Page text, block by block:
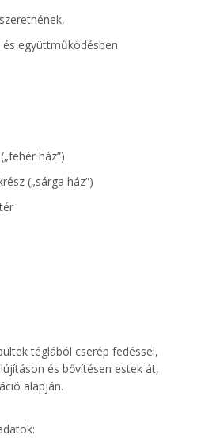
együttműködésben
ház”)
(„sárga ház”)
téglából cserép fedéssel,
és bővítésen estek át,
alapján.